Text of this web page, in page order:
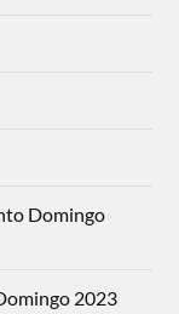
Domingo
2023